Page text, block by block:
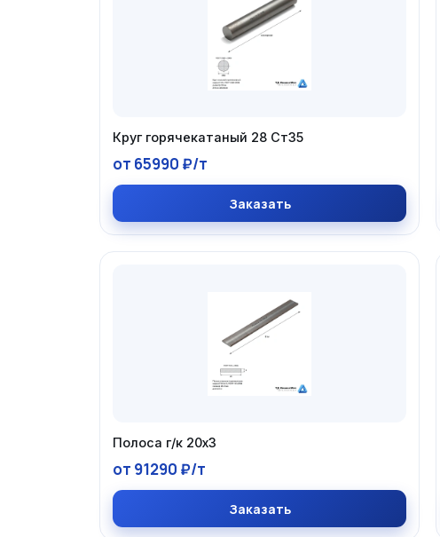
Круг горячекатаный 28 Ст35
от 65990 ₽/т
Заказать
Полоса г/к 20х3
от 91290 ₽/т
Заказать